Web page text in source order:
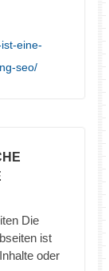
eine-
seo/
Die
ist
oder